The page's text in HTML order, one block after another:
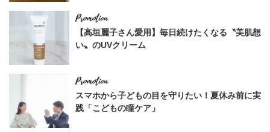
【高垣麗子さん愛用】毎日続けたくなる〝美肌想
い〟のUVクリーム
スマホから子どもの目を守りたい！夏休み前に実
践「こどもの瞳ケア」